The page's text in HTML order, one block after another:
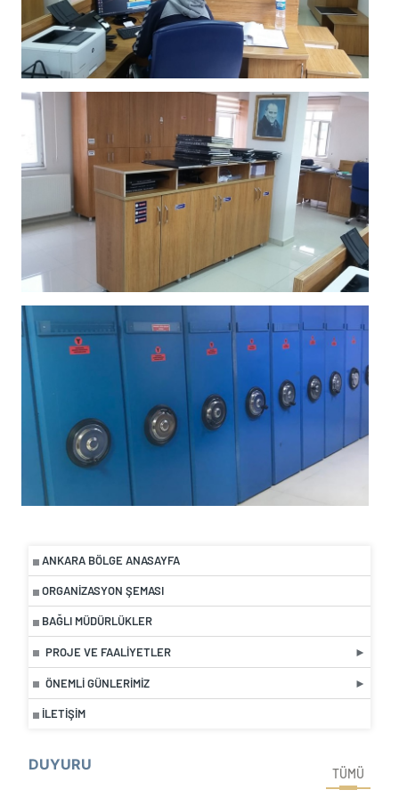
ANKARA BÖLGE ANASAYFA
ORGANIZASYON ŞEMASI
BAĞLI MÜDÜRLÜKLER
PROJE VE FAALIYETLER
ÖNEMLI GÜNLERIMIZ
İLETIŞIM
DUYURU
TÜMÜ